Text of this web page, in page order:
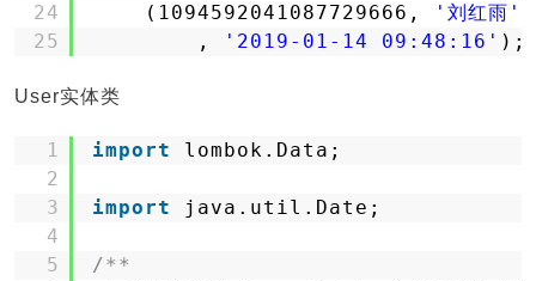
24
25
(1094592041087729666,
'刘红雨'
,
'2019-01-14 09:48:16' );
User实体类
1
2
3
4
5
import lombok.Data;
import java.util.Date;
/**